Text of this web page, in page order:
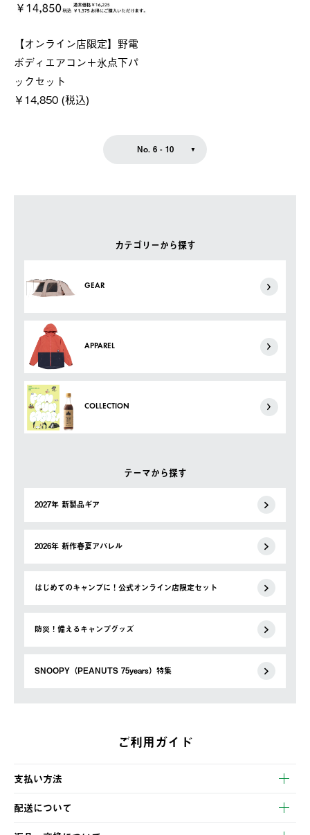
カテゴリーから探す
GEAR
APPAREL
COLLECTION
テーマから探す
2027年 新製品ギア
2026年 新作春夏アパレル
はじめてのキャンプに！公式オンライン店限定セット
防災！備えるキャンプグッズ
SNOOPY（PEANUTS 75years）特集
【オンライン店限定】野電
ボディエアコン＋氷点下パ
ックセット
￥14,850 (税込)
No. 6 - 10
ご利用ガイド
支払い方法
以下のいずれかの方法でお支払いいただけます。
・クレジットカード決済
・コンビニ決済
配送について
【発送スケジュール】